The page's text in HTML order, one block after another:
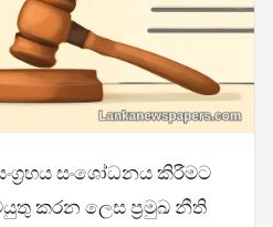
සංශෝධනය කිරීමට
කරන ලෙස ප්‍රමුඛ නීති